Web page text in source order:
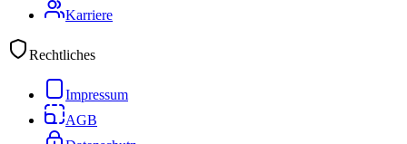
Karriere
Rechtliches
Impressum
AGB